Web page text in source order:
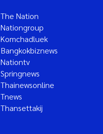
The Nation
Nationgroup
Komchadluek
Bangkokbiznews
Nationtv
Springnews
Thainewsonline
Tnews
Thansettakij